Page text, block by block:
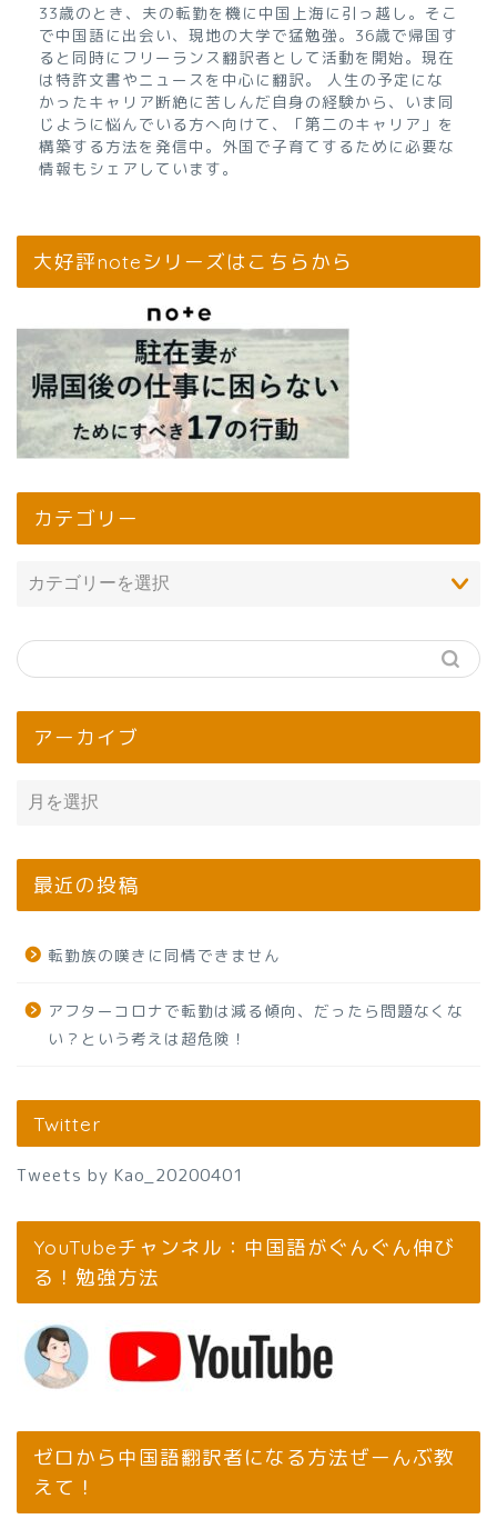
33歳のとき、夫の転勤を機に中国上海に引っ越し。そこ
で中国語に出会い、現地の大学で猛勉強。36歳で帰国す
ると同時にフリーランス翻訳者として活動を開始。現在
は特許文書やニュースを中心に翻訳。 人生の予定にな
かったキャリア断絶に苦しんだ自身の経験から、いま同
じように悩んでいる方へ向けて、「第二のキャリア」を
構築する方法を発信中。外国で子育てするために必要な
情報もシェアしています。
大好評noteシリーズはこちらから
カテゴリー
アーカイブ
最近の投稿
転勤族の嘆きに同情できません
アフターコロナで転勤は減る傾向、だったら問題なくな
い？という考えは超危険！
Twitter
Tweets by Kao_20200401
YouTubeチャンネル：中国語がぐんぐん伸び
る！勉強方法
ゼロから中国語翻訳者になる方法ぜーんぶ教
えて！